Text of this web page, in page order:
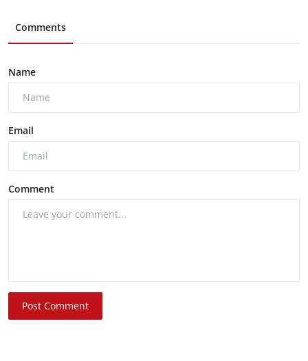
Comments
Name
Email
Comment
Post Comment